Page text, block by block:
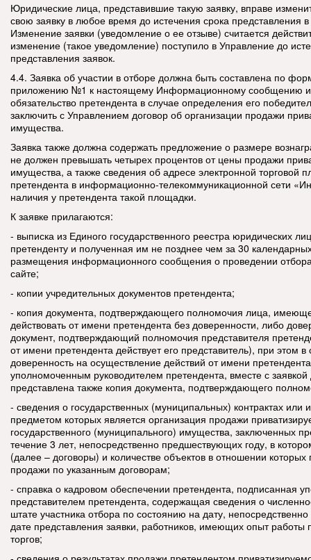
Юридические лица, представившие такую заявку, вправе
свою заявку в любое время до истечения срока представления
Изменение заявки (уведомление о ее отзыве) считается
изменение (такое уведомление) поступило в Управление до
представления заявок.
4.4. Заявка об участии в отборе должна быть составлена по
приложению №1 к настоящему Информационному сообщению и
обязательство претендента в случае определения его
заключить с Управлением договор об организации продажи
имущества.
Заявка также должна содержать предложение о размере
не должен превышать четырех процентов от цены продажи
имущества, а также сведения об адресе электронной торговой
претендента в информационно-телекоммуникационной сети
наличия у претендента такой площадки.
К заявке прилагаются:
- выписка из Единого государственного реестра юридических
претенденту и полученная им не позднее чем за 30
размещения информационного сообщения о проведении
сайте;
- копии учредительных документов претендента;
- копия документа, подтверждающего полномочия лица,
действовать от имени претендента без доверенности, либо
документ, подтверждающий полномочия представителя
от имени претендента действует его представитель), при этом в
доверенность на осуществление действий от имени
уполномоченным руководителем претендента, вместе с
представлена также копия документа, подтверждающего
- сведения о государственных (муниципальных) контрактах или
предметом которых является организация продажи
государственного (муниципального) имущества, заключенных
течение 3 лет, непосредственно предшествующих году, в
(далее – договоры) и количестве объектов в отношении которых
продажи по указанным договорам;
- справка о кадровом обеспечении претендента, подписанная
представителем претендента, содержащая сведения о
штате участника отбора по состоянию на дату,
дате представления заявки, работников, имеющих опыт работы
торгов;